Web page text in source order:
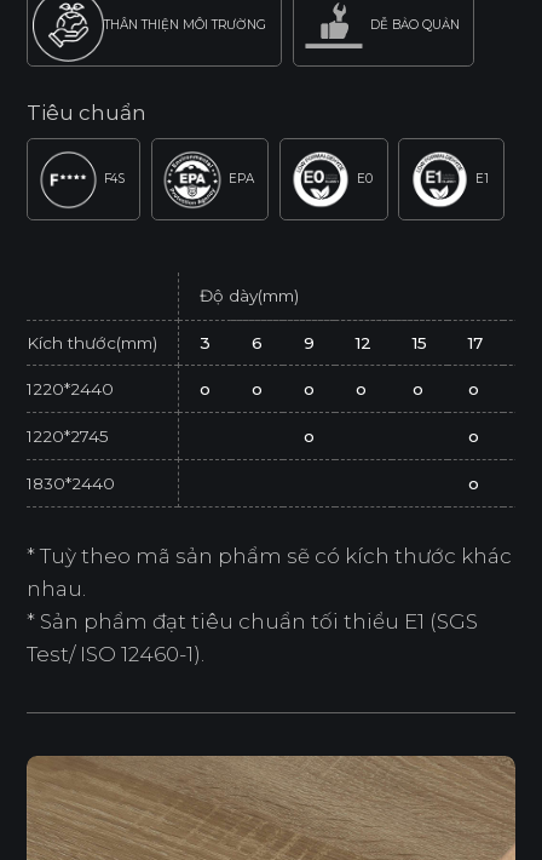
THÂN THIỆN MÔI TRƯỜNG DỄ BẢO QUẢN
Tiêu chuẩn
F4S EPA E0 E1
Độ dày(mm)
Kích thước(mm) 3 6 9 12 15 17
1220*2440 o o o o o o
1220*2745 o o
1830*2440 o
* Tuỳ theo mã sản phẩm sẽ có kích thước khác
nhau.
* Sản phẩm đạt tiêu chuẩn tối thiểu E1 (SGS
Test/ ISO 12460-1).